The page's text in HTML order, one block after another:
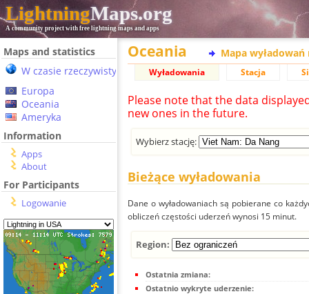
LightningMaps.org
A community project with free lightning maps and apps
Maps and statistics
W czasie rzeczywistym
Europa
Oceania
Ameryka
Information
Apps
About
For Participants
Logowanie
Oceania Mapa wyładowań
Wyładowania Stacja
Please note that the data
new ones in the future.
Wybierz stację:
Bieżące wyładowania
Dane o wyładowaniach są pobierane co
obliczeń częstości uderzeń wynosi 15 minut.
Region:
Ostatnia zmiana:
Ostatnio wykryte uderzenie: